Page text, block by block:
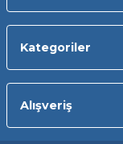
Kategoriler
Alışveriş